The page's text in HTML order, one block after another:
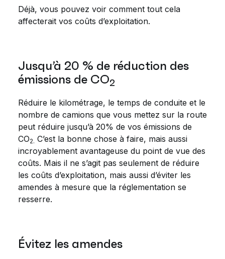
Déjà, vous pouvez voir comment tout cela
affecterait vos coûts d’exploitation.
Jusqu’à 20 % de réduction des
émissions de CO2
Réduire le kilométrage, le temps de conduite et le
nombre de camions que vous mettez sur la route
peut réduire jusqu’à 20% de vos émissions de
CO2. C’est la bonne chose à faire, mais aussi
incroyablement avantageuse du point de vue des
coûts. Mais il ne s’agit pas seulement de réduire
les coûts d’exploitation, mais aussi d’éviter les
amendes à mesure que la réglementation se
resserre.
Évitez les amendes